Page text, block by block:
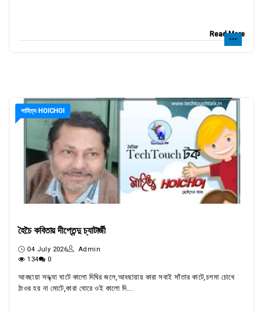
Read More
সাহিত্য HOICHOI
হৈচৈ কবিতায় দীপ্তেন্দু চ্যাটার্জী
04 July 2026
Admin
134
0
আবছায়া সন্ধ্যা ঘাটে কালো দিঘির জলে,আবছায়ায় কারা সবাই সাঁতার কাটে,চশমা চোখে
ঠাওর হয় না মোটে,কারা ঘোরে ওই কালো দি...